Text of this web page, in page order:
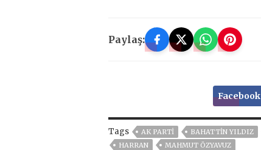
Paylaş:
Facebook
Tags AK PARTİ BAHATTİN YILDIZ
HARRAN
MAHMUT ÖZYAVUZ